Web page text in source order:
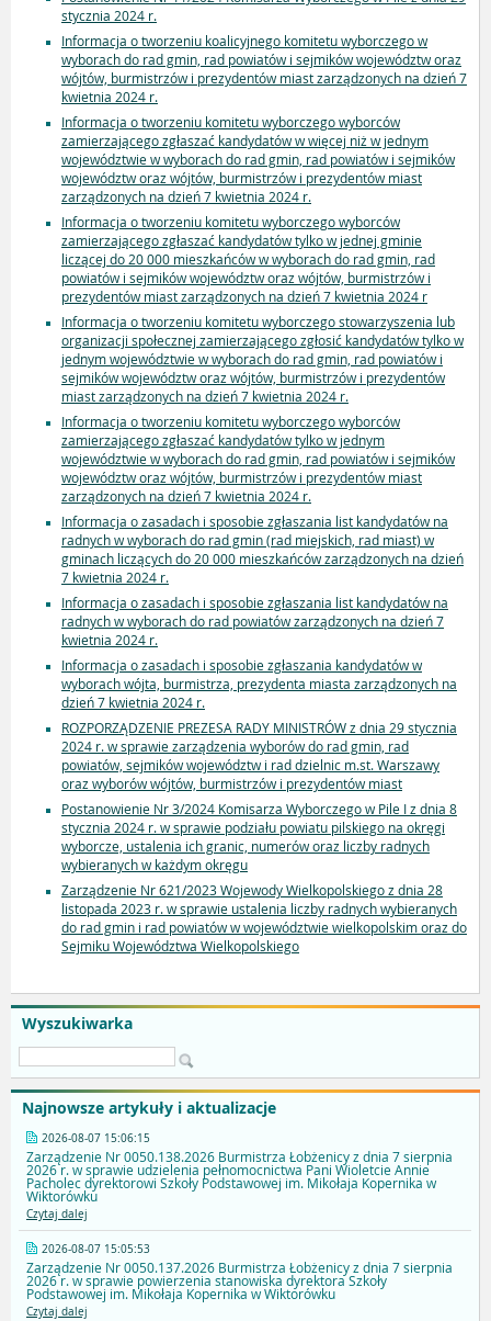
Wyszukiwarka
Najnowsze artykuły i aktualizacje
2026-08-07 15:06:15
Zarządzenie Nr 0050.138.2026 Burmistrza Łobżenicy z dnia 7 sierpnia
2026 r. w sprawie udzielenia pełnomocnictwa Pani Wioletcie Annie
Pacholec dyrektorowi Szkoły Podstawowej im. Mikołaja Kopernika w
Wiktorówku
Czytaj dalej
2026-08-07 15:05:53
Zarządzenie Nr 0050.137.2026 Burmistrza Łobżenicy z dnia 7 sierpnia
2026 r. w sprawie powierzenia stanowiska dyrektora Szkoły
Podstawowej im. Mikołaja Kopernika w Wiktorówku
Czytaj dalej
stycznia 2024 r.
Informacja o tworzeniu koalicyjnego komitetu wyborczego w
wyborach do rad gmin, rad powiatów i sejmików województw oraz
wójtów, burmistrzów i prezydentów miast zarządzonych na dzień 7
kwietnia 2024 r.
Informacja o tworzeniu komitetu wyborczego wyborców
zamierzającego zgłaszać kandydatów w więcej niż w jednym
województwie w wyborach do rad gmin, rad powiatów i sejmików
województw oraz wójtów, burmistrzów i prezydentów miast
zarządzonych na dzień 7 kwietnia 2024 r.
Informacja o tworzeniu komitetu wyborczego wyborców
zamierzającego zgłaszać kandydatów tylko w jednej gminie
liczącej do 20 000 mieszkańców w wyborach do rad gmin, rad
powiatów i sejmików województw oraz wójtów, burmistrzów i
prezydentów miast zarządzonych na dzień 7 kwietnia 2024 r
Informacja o tworzeniu komitetu wyborczego stowarzyszenia lub
organizacji społecznej zamierzającego zgłosić kandydatów tylko w
jednym województwie w wyborach do rad gmin, rad powiatów i
sejmików województw oraz wójtów, burmistrzów i prezydentów
miast zarządzonych na dzień 7 kwietnia 2024 r.
Informacja o tworzeniu komitetu wyborczego wyborców
zamierzającego zgłaszać kandydatów tylko w jednym
województwie w wyborach do rad gmin, rad powiatów i sejmików
województw oraz wójtów, burmistrzów i prezydentów miast
zarządzonych na dzień 7 kwietnia 2024 r.
Informacja o zasadach i sposobie zgłaszania list kandydatów na
radnych w wyborach do rad gmin (rad miejskich, rad miast) w
gminach liczących do 20 000 mieszkańców zarządzonych na dzień
7 kwietnia 2024 r.
Informacja o zasadach i sposobie zgłaszania list kandydatów na
radnych w wyborach do rad powiatów zarządzonych na dzień 7
kwietnia 2024 r.
Informacja o zasadach i sposobie zgłaszania kandydatów w
wyborach wójta, burmistrza, prezydenta miasta zarządzonych na
dzień 7 kwietnia 2024 r.
ROZPORZĄDZENIE PREZESA RADY MINISTRÓW z dnia 29 stycznia
2024 r. w sprawie zarządzenia wyborów do rad gmin, rad
powiatów, sejmików województw i rad dzielnic m.st. Warszawy
oraz wyborów wójtów, burmistrzów i prezydentów miast
Postanowienie Nr 3/2024 Komisarza Wyborczego w Pile I z dnia 8
stycznia 2024 r. w sprawie podziału powiatu pilskiego na okręgi
wyborcze, ustalenia ich granic, numerów oraz liczby radnych
wybieranych w każdym okręgu
Zarządzenie Nr 621/2023 Wojewody Wielkopolskiego z dnia 28
listopada 2023 r. w sprawie ustalenia liczby radnych wybieranych
do rad gmin i rad powiatów w województwie wielkopolskim oraz do
Sejmiku Województwa Wielkopolskiego